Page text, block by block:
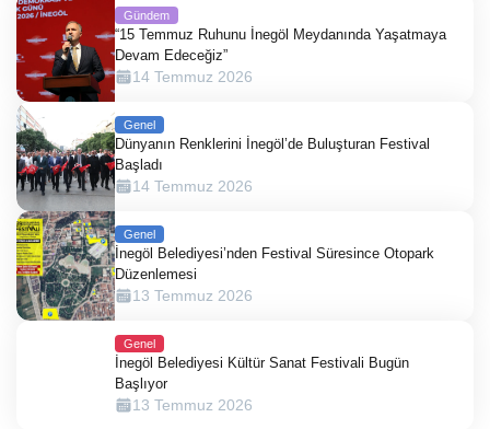
Gündem
“15 Temmuz Ruhunu İnegöl Meydanında Yaşatmaya
Devam Edeceğiz”
14 Temmuz 2026
Genel
Dünyanın Renklerini İnegöl’de Buluşturan Festival
Başladı
14 Temmuz 2026
Genel
İnegöl Belediyesi’nden Festival Süresince Otopark
Düzenlemesi
13 Temmuz 2026
Genel
İnegöl Belediyesi Kültür Sanat Festivali Bugün
Başlıyor
13 Temmuz 2026